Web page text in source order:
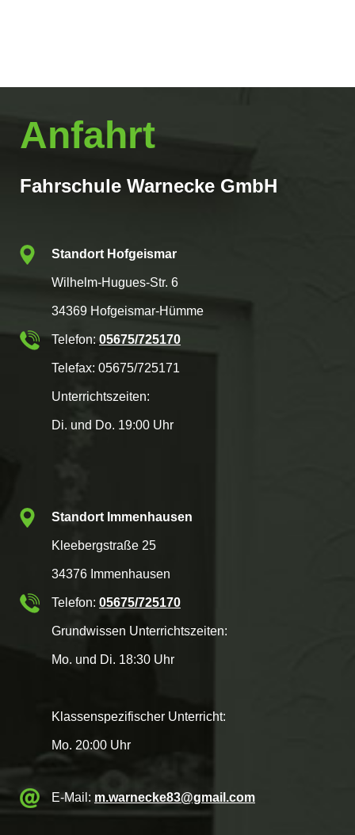
Anfahrt
Fahrschule Warnecke GmbH
Standort Hofgeismar
Wilhelm-Hugues-Str. 6
34369 Hofgeismar-Hümme
Telefon: 05675/725170
Telefax: 05675/725171
Unterrichtszeiten:
Di. und Do. 19:00 Uhr
Standort Immenhausen
Kleebergstraße 25
34376 Immenhausen
Telefon: 05675/725170
Grundwissen Unterrichtszeiten:
Mo. und Di. 18:30 Uhr
Klassenspezifischer Unterricht:
Mo. 20:00 Uhr
E-Mail: m.warnecke83@gmail.com